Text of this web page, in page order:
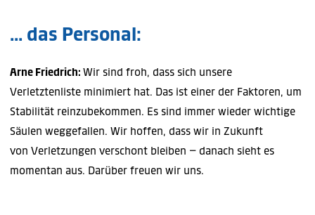
... das Personal:
Arne Friedrich: Wir sind froh, dass sich unsere
Verletztenliste minimiert hat. Das ist einer der Faktoren, um
Stabilität reinzubekommen. Es sind immer wieder wichtige
Säulen weggefallen. Wir hoffen, dass wir in Zukunft
von Verletzungen verschont bleiben – danach sieht es
momentan aus. Darüber freuen wir uns.